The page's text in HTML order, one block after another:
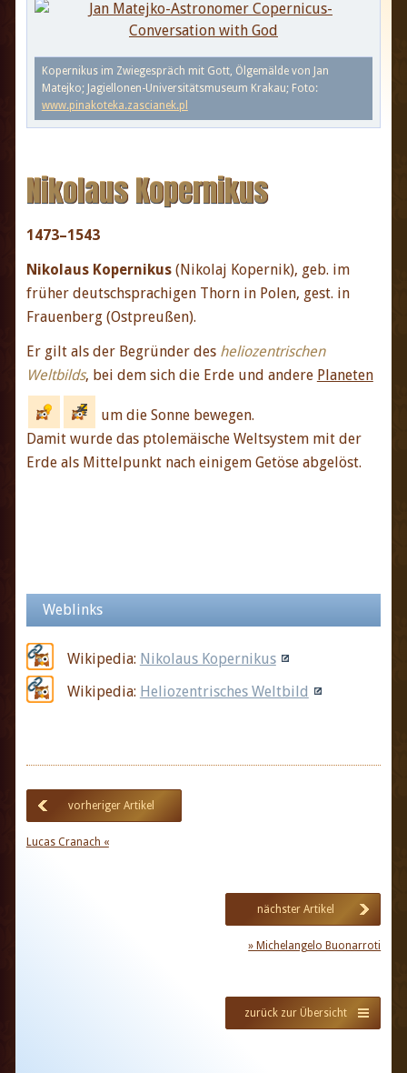
Kopernikus im Zwiegespräch mit Gott, Ölgemälde von Jan
Matejko; Jagiellonen-Universitätsmuseum Krakau; Foto:
www.pinakoteka.zascianek.pl
Nikolaus Kopernikus
1473–1543
Nikolaus Kopernikus(Nikolaj Kopernik), geb. im
früher deutschsprachigen Thorn in Polen, gest. in
Frauenberg (Ostpreußen).
Er gilt als der Begründer des heliozentrischen
Weltbilds, bei dem sich die Erde und andere Planeten
um die Sonne bewegen.
Damit wurde das ptolemäische Weltsystem mit der
Erde als Mittelpunkt nach einigem Getöse abgelöst.
Weblinks
Wikipedia: Nikolaus Kopernikus
Wikipedia: Heliozentrisches Weltbild
vorheriger Artikel
Lucas Cranach «
nächster Artikel
» Michelangelo Buonarroti
zurück zur Übersicht